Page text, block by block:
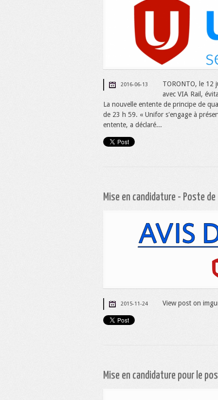
2016-06-13
TORONTO, le 12
avec VIA Rail,
La nouvelle entente de principe de
de 23 h 59. « Unifor s'engage à
entente, a déclaré...
Mise en candidature - Poste
2015-11-24 View post on
Mise en candidature pour le